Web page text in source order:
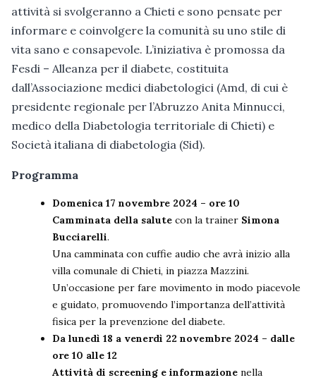
attività si svolgeranno a Chieti e sono pensate per
informare e coinvolgere la comunità su uno stile di
vita sano e consapevole. L’iniziativa è promossa da
Fesdi – Alleanza per il diabete, costituita
dall’Associazione medici diabetologici (Amd, di cui è
presidente regionale per l’Abruzzo Anita Minnucci,
medico della Diabetologia territoriale di Chieti) e
Società italiana di diabetologia (Sid).
Programma
Domenica 17 novembre 2024 – ore 10
Camminata della salutecon la trainer Simona
Bucciarelli.
Una camminata con cuffie audio che avrà inizio alla
villa comunale di Chieti, in piazza Mazzini.
Un’occasione per fare movimento in modo piacevole
e guidato, promuovendo l’importanza dell’attività
fisica per la prevenzione del diabete.
Da lunedì 18 a venerdì 22 novembre 2024 – dalle
ore 10 alle 12
Attività di screening e informazionenella